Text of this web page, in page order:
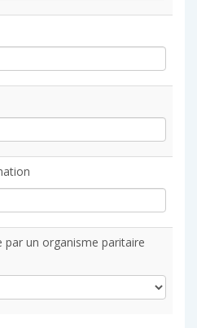
un organisme paritaire